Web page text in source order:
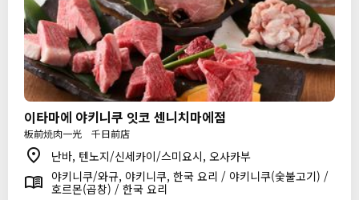
이타마에 야키니쿠 잇코 센니치마에점
板前焼肉一光 千日前店
난바, 텐노지/신세카이/스미요시, 오사카부
야키니쿠/와규, 야키니쿠, 한국 요리 / 야키니쿠(숯불고기) /
호르몬(곱창) / 한국 요리